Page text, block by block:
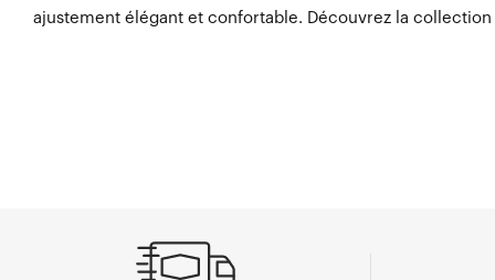
ajustement élégant et confortable. Découvrez la collection